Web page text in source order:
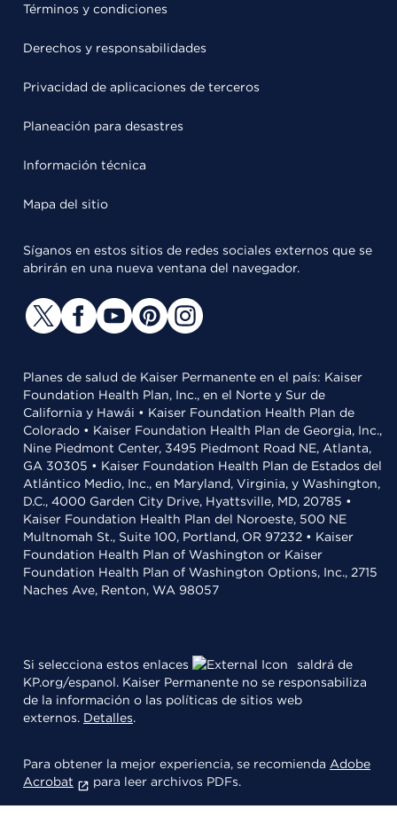
Términos y condiciones
Derechos y responsabilidades
Privacidad de aplicaciones de terceros
Planeación para desastres
Información técnica
Mapa del sitio
Síganos en estos sitios de redes sociales externos que se
abrirán en una nueva ventana del navegador.
Planes de salud de Kaiser Permanente en el país: Kaiser
Foundation Health Plan, Inc., en el Norte y Sur de
California y Hawái • Kaiser Foundation Health Plan de
Colorado • Kaiser Foundation Health Plan de Georgia, Inc.,
Nine Piedmont Center, 3495 Piedmont Road NE, Atlanta,
GA 30305 • Kaiser Foundation Health Plan de Estados del
Atlántico Medio, Inc., en Maryland, Virginia, y Washington,
D.C., 4000 Garden City Drive, Hyattsville, MD, 20785 •
Kaiser Foundation Health Plan del Noroeste, 500 NE
Multnomah St., Suite 100, Portland, OR 97232 • Kaiser
Foundation Health Plan of Washington or Kaiser
Foundation Health Plan of Washington Options, Inc., 2715
Naches Ave, Renton, WA 98057
Si selecciona estos enlaces
saldrá de
KP.org/espanol. Kaiser Permanente no se responsabiliza
de la información o las políticas de sitios web
externos. Detalles.
Para obtener la mejor experiencia, se recomienda Adobe
Acrobat
para leer archivos PDFs.